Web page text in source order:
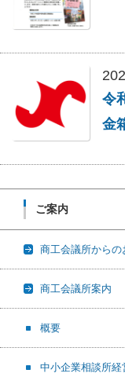
令
金
ご案内
商工会議所からの
商工会議所案内
概要
中小企業相談所経